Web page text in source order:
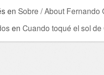
en Sobre / About Fernando
en Cuando toqué el sol de